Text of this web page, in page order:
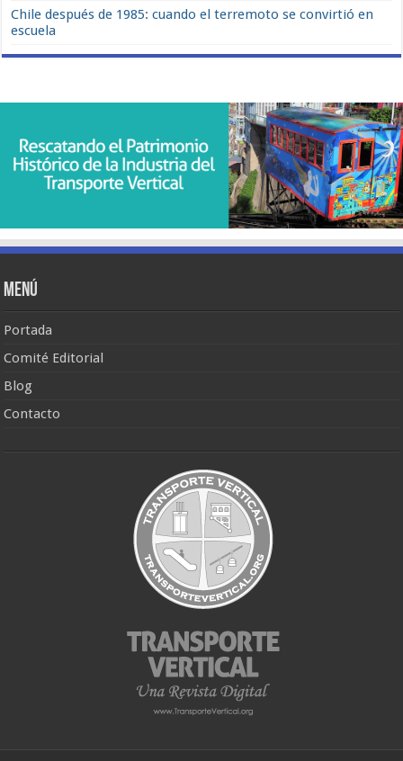
Chile después de 1985: cuando el terremoto se convirtió en
escuela
Menú
Portada
Comité Editorial
Blog
Contacto